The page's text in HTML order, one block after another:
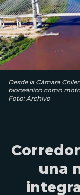
Desde la Cámara
bioceánico como
Foto: Archivo
una